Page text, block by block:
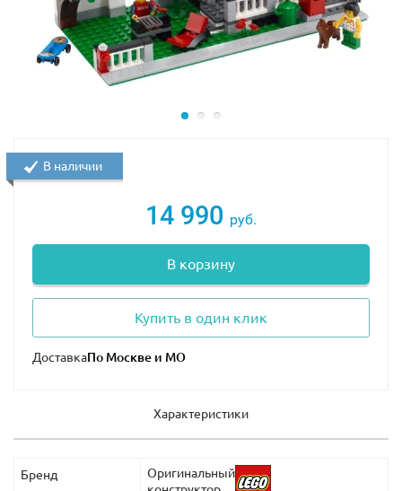
14 990 руб.
В корзину
Купить в один клик
Доставка
В наличии
Характеристики
Бренд
Оригинальный